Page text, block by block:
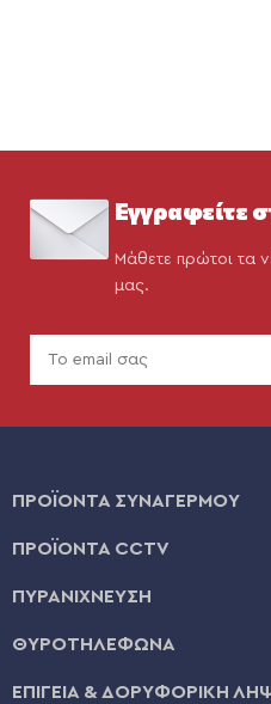
Εγγραφείτε
Μάθετε πρώτοι τα
μας.
ΠΡΟΪΟΝΤΑ ΣΥΝΑΓΕΡΜΟΥ
ΠΡΟΪΟΝΤΑ CCTV
ΠΥΡΑΝΙΧΝΕΥΣΗ
ΘΥΡΟΤΗΛΕΦΩΝΑ
ΕΠΙΓΕΙΑ & ΔΟΡΥΦΟΡΙΚΗ